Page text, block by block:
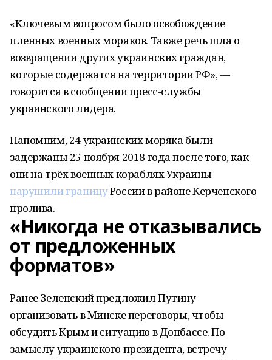
«Ключевым вопросом было освобождение
пленных военных моряков​​​. Также речь шла о
возвращении других украинских граждан,
которые содержатся на территории РФ», —
говорится в сообщении пресс-службы
украинского лидера.
Напомним, 24 украинских моряка были
задержаны 25 ноября 2018 года после того, как
они на трёх военных кораблях Украины
нарушили границуРоссии в районе Керченского
пролива.
«Никогда не отказывались
от предложенных
форматов»
Ранее Зеленский предложил Путину
организовать в Минске переговоры, чтобы
обсудить Крым и ситуацию в Донбассе. По
замыслу украинского президента, встречу